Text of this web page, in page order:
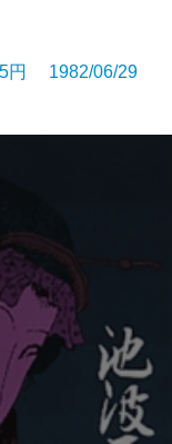
円 1982/06/29